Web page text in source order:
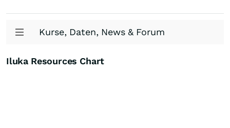
Kurse, Daten, News & Forum
Iluka Resources Chart